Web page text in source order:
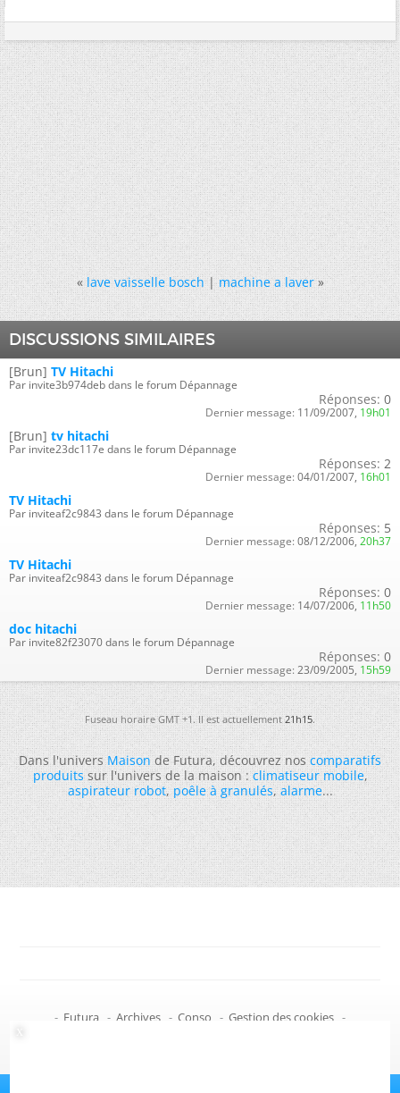
« lave vaisselle bosch|machine a laver »
DISCUSSIONS SIMILAIRES
[Brun] TV Hitachi
Par invite3b974deb dans le forum Dépannage
Réponses: 0
Dernier message: 11/09/2007, 19h01
[Brun] tv hitachi
Par invite23dc117e dans le forum Dépannage
Réponses: 2
Dernier message: 04/01/2007, 16h01
TV Hitachi
Par inviteaf2c9843 dans le forum Dépannage
Réponses: 5
Dernier message: 08/12/2006, 20h37
TV Hitachi
Par inviteaf2c9843 dans le forum Dépannage
Réponses: 0
Dernier message: 14/07/2006, 11h50
doc hitachi
Par invite82f23070 dans le forum Dépannage
Réponses: 0
Dernier message: 23/09/2005, 15h59
Fuseau horaire GMT +1. Il est actuellement21h15.
Dans l'universMaisonde Futura, découvrez noscomparatifs
produitssur l'univers de la maison :climatiseur mobile,
aspirateur robot,poêle à granulés,alarme...
- Futura - Archives - Conso - Gestion des cookies -